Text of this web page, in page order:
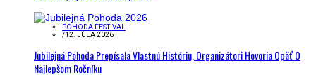
POHODA FESTIVAL
/12. JÚLA 2026
Jubilejná Pohoda Prepísala Vlastnú Históriu, Organizátori Hovoria Opäť O
Najlepšom Ročníku